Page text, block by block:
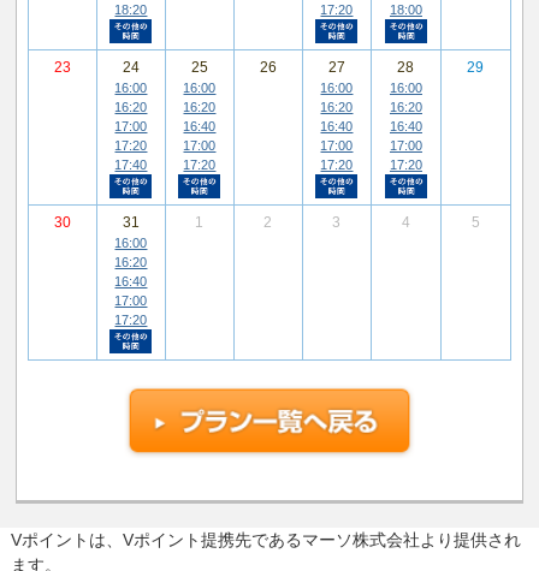
18:20
17:20
その他の時間帯
18:00
23 24
16:00
16:20
17:00
17:20
17:40
その他の時間帯
25
16:00
16:20
16:40
17:00
17:20
その他の時間帯
26 27
16:00
16:20
16:40
17:00
17:20
その他の時間帯
28
16:00
16:20
16:40
17:00
17:20
29
30 31
16:00
16:20
16:40
17:00
17:20
1 2 3 4 5
Vポイントは、Vポイント提携先であるマーソ株式会社より提供され
ます。